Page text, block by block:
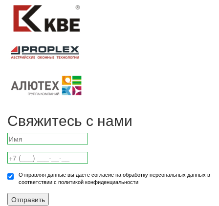
Свяжитесь с нами
Отправляя данные вы даете согласие на обработку персональных данных в
соответствии с политикой конфиденциальности
Отправить